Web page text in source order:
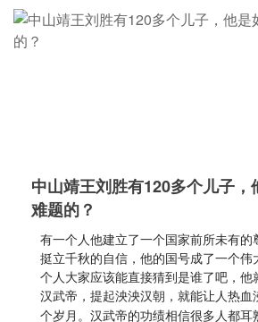
中山靖王刘胜有120多个儿子
难题的？
有一个人他建立了一个国家前所未有
挺立千秋的自信，他的国号成了一个
个人大家应该能直接猜到是谁了吧，
汉武帝，提起泱泱汉朝，就能让人热血
个岁月。汉武帝的功绩相信很多人都耳